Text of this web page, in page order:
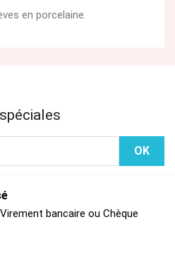
en porcelaine.
bancaire ou Chèque